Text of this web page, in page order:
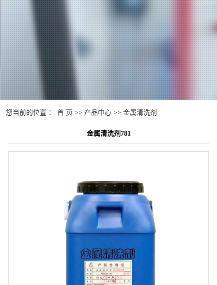
您当前的位置 ： 首 页 >> 产品中心 >> 金属清洗剂
金属清洗剂781